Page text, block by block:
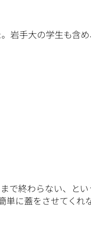
岩手大の学生も含
で終わらない、と
単に蓋をさせてくれ